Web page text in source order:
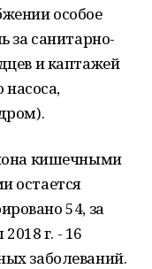
особое
за санитарно-
и каптажей
насоса,
кишечными
остается
54, за
г. - 16
заболеваний.